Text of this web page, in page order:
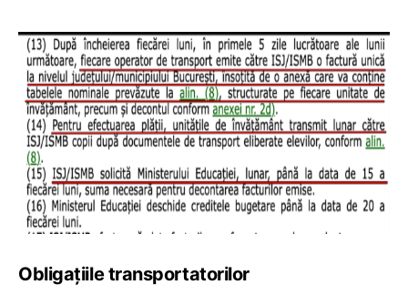
Obligațiile transportatorilor